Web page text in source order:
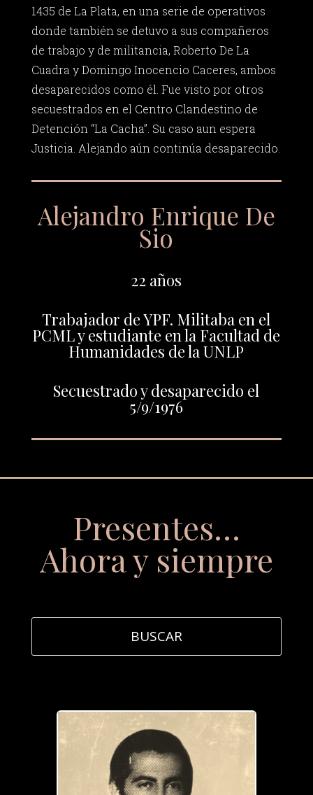
1435 de La Plata, en una serie de operativos
donde también se detuvo a sus compañeros
de trabajo y de militancia, Roberto De La
Cuadra y Domingo Inocencio Caceres, ambos
desaparecidos como él. Fue visto por otros
secuestrados en el Centro Clandestino de
Detención “La Cacha”. Su caso aun espera
Justicia. Alejando aún continúa desaparecido.
Alejandro Enrique De
Sio
22 años
Trabajador de YPF. Militaba en el
PCML y estudiante en la Facultad de
Humanidades de la UNLP
Secuestrado y desaparecido el
5/9/1976
Presentes…
Ahora y siempre